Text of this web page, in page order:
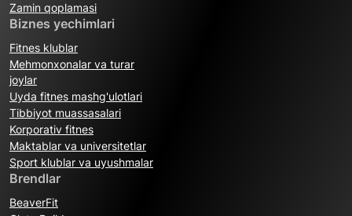
Zamin qoplamasi
Biznes yechimlari
Fitnes klublar
Mehmonxonalar va turar
joylar
Uyda fitnes mashg'ulotlari
Tibbiyot muassasalari
Korporativ fitnes
Maktablar va universitetlar
Sport klublar va uyushmalar
Brendlar
BeaverFit